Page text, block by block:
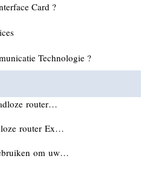
Card ?
Technologie ?
router…
router Ex…
om uw…